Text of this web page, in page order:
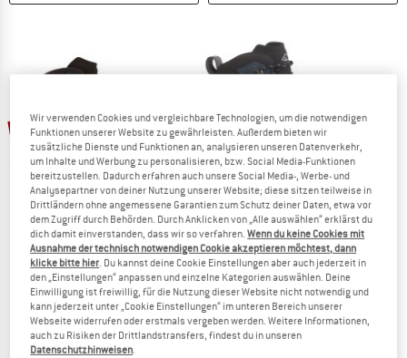
15%
DOLOMITE
Crodarossa Hi GTX 2.0
Bergschuhe
239,95 €203,96 €
5,0(1)
20%
DOLOMITE
Women's Shoe Crodarossa Hi GTX 2.0
Bergschuhe
239,95 €191,96 €
Wir verwenden Cookies und vergleichbare Technologien, um die notwendigen
Funktionen unserer Website zu gewährleisten. Außerdem bieten wir
zusätzliche Dienste und Funktionen an, analysieren unseren Datenverkehr,
um Inhalte und Werbung zu personalisieren, bzw. Social Media-Funktionen
bereitzustellen. Dadurch erfahren auch unsere Social Media-, Werbe- und
Analysepartner von deiner Nutzung unserer Website; diese sitzen teilweise in
Drittländern ohne angemessene Garantien zum Schutz deiner Daten, etwa vor
dem Zugriff durch Behörden. Durch Anklicken von „Alle auswählen“ erklärst du
dich damit einverstanden, dass wir so verfahren.Wenn du keine Cookies mit
Ausnahme der technisch notwendigen Cookie akzeptieren möchtest, dann
klicke bitte hier. Du kannst deine Cookie Einstellungen aber auch jederzeit in
den „Einstellungen“ anpassen und einzelne Kategorien auswählen. Deine
Einwilligung ist freiwillig, für die Nutzung dieser Website nicht notwendig und
kann jederzeit unter „Cookie Einstellungen“ im unteren Bereich unserer
Webseite widerrufen oder erstmals vergeben werden. Weitere Informationen,
auch zu Risiken der Drittlandstransfers, findest du in unseren
Datenschutzhinweisen.